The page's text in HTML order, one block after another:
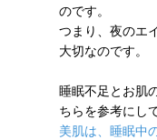
のです。
つまり、夜のエ
大切なのです。
睡眠不足とお肌
ちらを参考にし
美肌は、睡眠中